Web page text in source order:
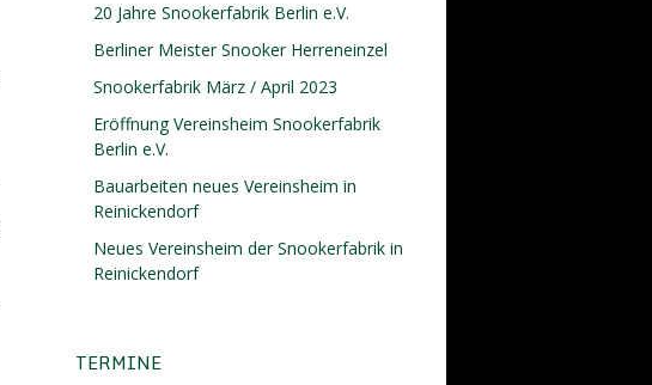
20 Jahre Snookerfabrik Berlin e.V.
Berliner Meister Snooker Herreneinzel
Snookerfabrik März / April 2023
Eröffnung Vereinsheim Snookerfabrik
Berlin e.V.
Bauarbeiten neues Vereinsheim in
Reinickendorf
Neues Vereinsheim der Snookerfabrik in
Reinickendorf
TERMINE